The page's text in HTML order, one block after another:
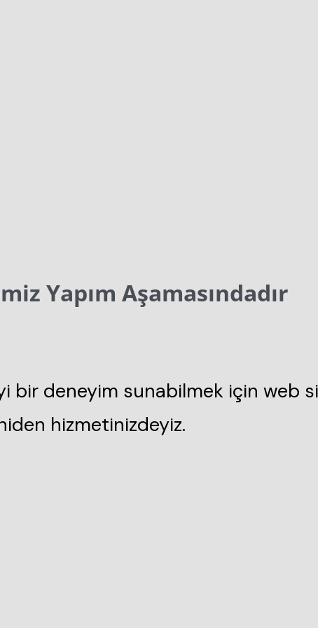
Yapım Aşamasındadır
bir deneyim sunabilmek için web
hizmetinizdeyiz.